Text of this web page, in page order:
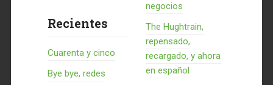
Recientes
Cuarenta y cinco
Bye bye, redes
negocios
The Hughtrain,
repensado,
recargado, y ahora
en español